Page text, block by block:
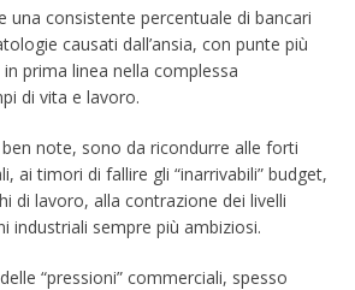
una consistente percentuale di bancari
causati dall’ansia, con punte più
prima linea nella complessa
di vita e lavoro.
note, sono da ricondurre alle forti
ai timori di fallire gli “inarrivabili” budget,
di lavoro, alla contrazione dei livelli
industriali sempre più ambiziosi.
“pressioni” commerciali, spesso